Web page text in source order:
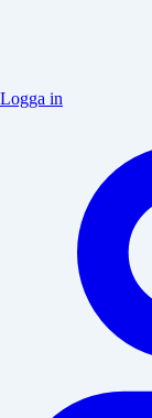
Logga in